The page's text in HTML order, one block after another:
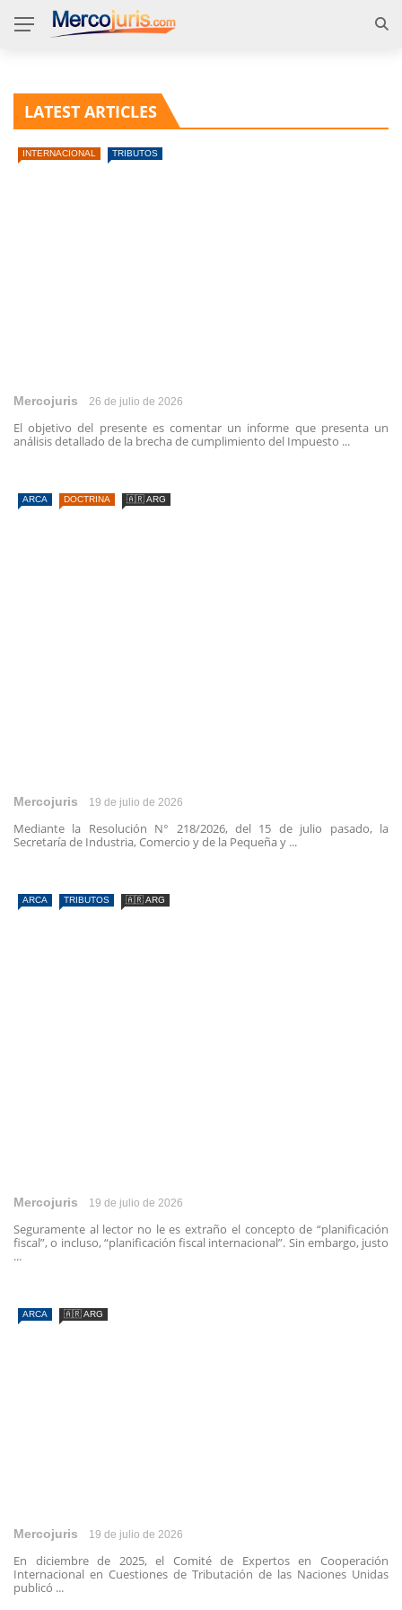
LATEST ARTICLES
INTERNACIONAL TRIBUTOS
Mercojuris 26 de julio de 2026
El objetivo del presente es comentar un informe que presenta un
análisis detallado de la brecha de cumplimiento del Impuesto ...
ARCA DOCTRINA 🇦🇷 ARG
Mercojuris 19 de julio de 2026
Mediante la Resolución N° 218/2026, del 15 de julio pasado, la
Secretaría de Industria, Comercio y de la Pequeña y ...
ARCA TRIBUTOS 🇦🇷 ARG
Mercojuris 19 de julio de 2026
Seguramente al lector no le es extraño el concepto de “planificación
fiscal”, o incluso, “planificación fiscal internacional”. Sin embargo, justo
...
ARCA 🇦🇷 ARG
Mercojuris 19 de julio de 2026
En diciembre de 2025, el Comité de Expertos en Cooperación
Internacional en Cuestiones de Tributación de las Naciones Unidas
publicó ...